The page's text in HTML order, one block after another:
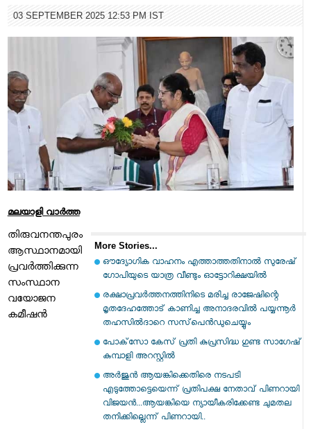
03 SEPTEMBER 2025 12:53 PM IST
മലയാളി വാര്‍ത്ത
More Stories...
ഔദ്യോഗിക വാഹനം എത്താത്തതിനാല്‍ സുരേഷ്
ഗോപിയുടെ യാത്ര വീണ്ടും ഓട്ടോറിക്ഷയില്‍
രക്ഷാപ്രവര്‍ത്തനത്തിനിടെ മരിച്ച രാജേഷിന്റെ
മൃതദേഹത്തോട് കാണിച്ച അനാദരവില്‍ പയ്യന്നൂര്‍
തഹസില്‍ദാറെ സസ്‌പെന്‍ഡുചെയ്യും
പോക്‌സോ കേസ് പ്രതി കുപ്രസിദ്ധ ഗുണ്ട സാഗേഷ്
കുമ്പാളി അറസ്റ്റില്‍
അർജുൻ ആയങ്കിക്കെതിരെ നടപടി
എടുത്തോട്ടെയെന്ന് പ്രതിപക്ഷ നേതാവ് പിണറായി
വിജയൻ...ആയങ്കിയെ ന്യായീകരിക്കേണ്ട ചുമതല
തനിക്കില്ലെന്ന് പിണറായി..
തിരുവനന്തപുരം
ആസ്ഥാനമായി
പ്രവര്‍ത്തിക്കുന്ന
സംസ്ഥാന
വയോജന
കമീഷന്‍